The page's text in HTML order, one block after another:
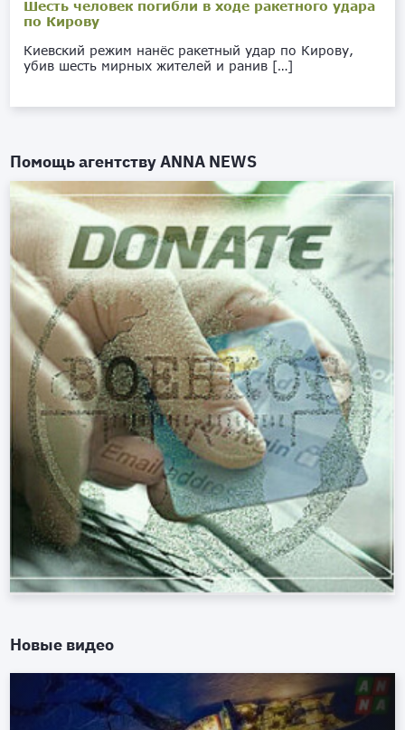
Шесть человек погибли в ходе ракетного удара
по Кирову
Киевский режим нанёс ракетный удар по Кирову,
убив шесть мирных жителей и ранив […]
Помощь агентствуANNA NEWS
Новые видео